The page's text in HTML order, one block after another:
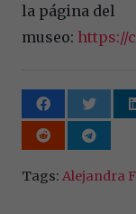
la página del
museo: https://
Tags: Alejandra